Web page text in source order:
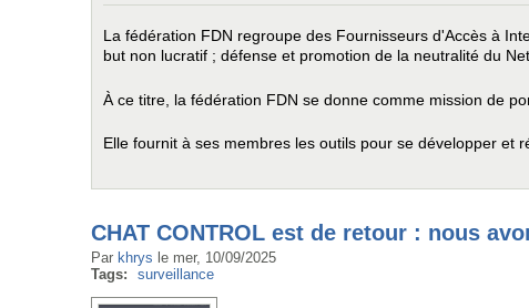
La fédération FDN regroupe des Fournisseurs d'Accès à
but non lucratif ; défense et promotion de la neutralité du Net.
À ce titre, la fédération FDN se donne comme mission de
Elle fournit à ses membres les outils pour se développer et
CHAT CONTROL est de retour : nous
Par khrys le mer, 10/09/2025
Tags:
surveillance